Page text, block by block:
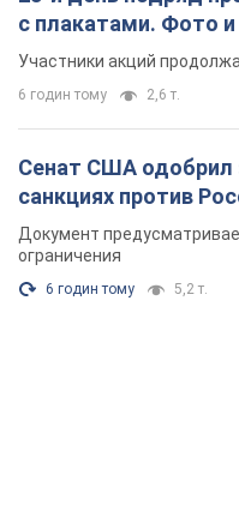
с плакатами. Фото
Участники акций
6 годин тому 2,6 т.
Сенат США одобрил
санкциях против
Документ
ограничения
6 годин тому 5,2 т.